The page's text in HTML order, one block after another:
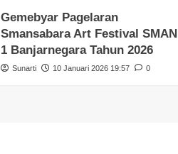
Gemebyar Pagelaran
Smansabara Art Festival SMAN
1 Banjarnegara Tahun 2026
Sunarti 10 Januari 2026 19:57 0